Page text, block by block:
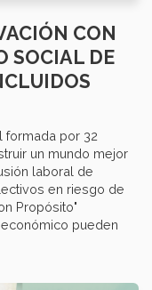
CON
SOCIAL DE
formada por 32
un mundo mejor
laboral de
en riesgo de
Propósito"
pueden